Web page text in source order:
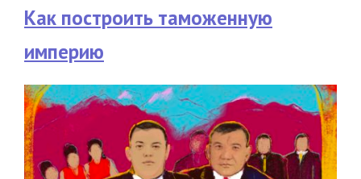
Как построить таможенную
империю